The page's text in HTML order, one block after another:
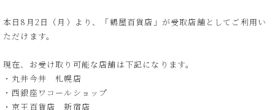
本日8月2日（月）より、「鶴屋百貨店」が受取店舗としてご利用い
ただけます。
現在、お受け取り可能な店舗は下記になります。
・丸井今井 札幌店
・西銀座ワコールショップ
・京王百貨店 新宿店